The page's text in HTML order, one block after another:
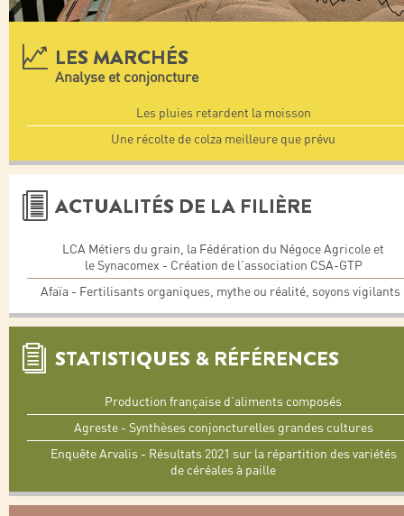
LES MARCHÉS
Analyse et conjoncture
Les pluies retardent la moisson
Une récolte de colza meilleure que prévu
ACTUALITÉS DE LA FILIÈRE
LCA Métiers du grain, la Fédération du Négoce Agricole et
le Synacomex - Création de l’association CSA-GTP
Afaïa - Fertilisants organiques, mythe ou réalité, soyons vigilants
STATISTIQUES & RÉFÉRENCES
Production française d’aliments composés
Agreste - Synthèses conjoncturelles grandes cultures
Enquête Arvalis - Résultats 2021 sur la répartition des variétés
de céréales à paille